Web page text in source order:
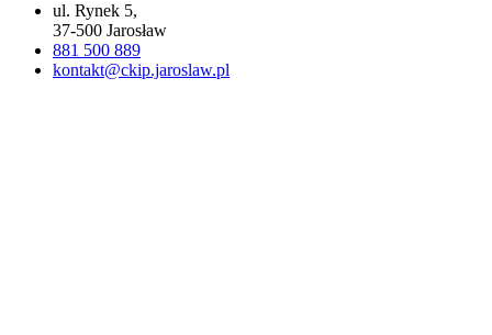
ul. Rynek 5,
37-500 Jarosław
881 500 889
kontakt@ckip.jaroslaw.pl